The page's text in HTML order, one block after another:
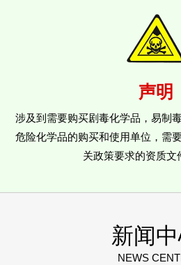
声明
涉及到需要购买剧毒化学品，易制
危险化学品的购买和使用单位，需
关政策要求的资质文
新闻
NEWS